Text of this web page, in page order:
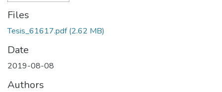
Files
Tesis_61617.pdf(2.62 MB)
Date
2019-08-08
Authors